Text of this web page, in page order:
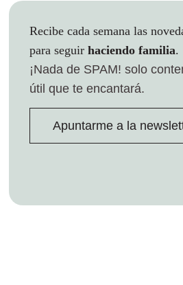
Recibe cada semana las
para seguir haciendo familia.
¡Nada de SPAM! solo
útil que te encantará.
Apuntarme a la